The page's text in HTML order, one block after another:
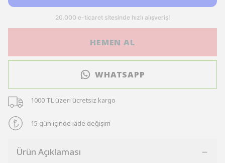
HEMEN AL
WHATSAPP
1000 TL üzeri ücretsiz kargo
15 gün içinde iade değişim
Ürün Açıklaması